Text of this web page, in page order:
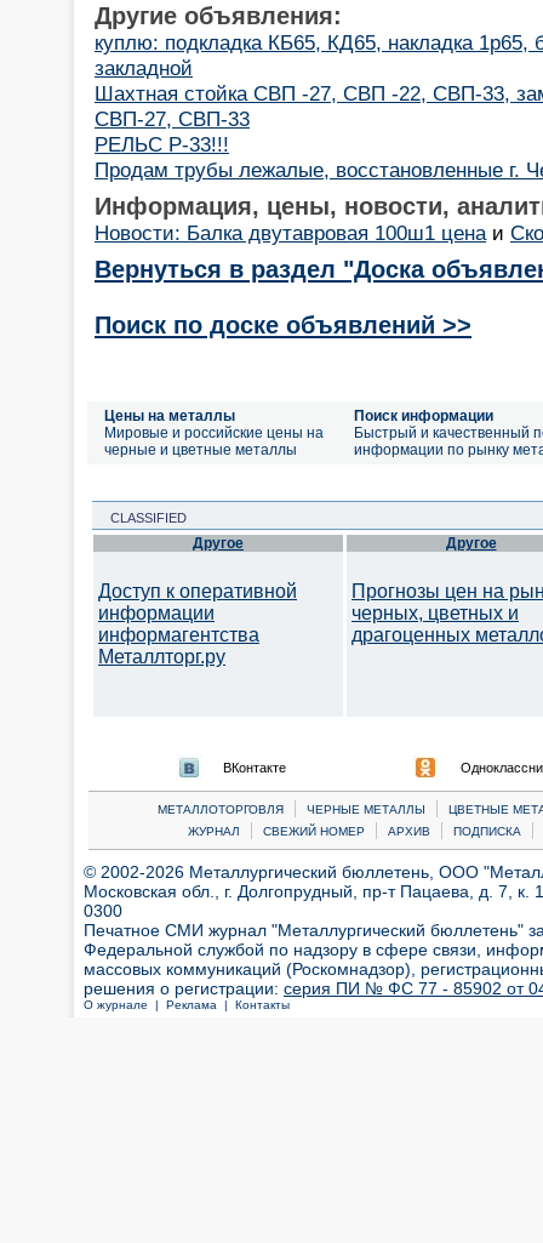
Другие объявления:
куплю: подкладка КБ65, КД65, накладка
закладной
Шахтная стойка СВП -27, СВП -22, СВП-33,
СВП-27, СВП-33
РЕЛЬС Р-33!!!
Продам трубы лежалые, восстановленные г.
Информация, цены, новости,
Новости: Балка двутавровая 100ш1 цена и
Вернуться в раздел "Доска
Поиск по доске объявлений >>
Цены на металлы
Мировые и российские цены на
черные и цветные металлы
Поиск информации
Быстрый и качественный
информации по рынку
CLASSIFIED
Другое
Доступ к оперативной
информации
информагентства
Металлторг.ру
Другое
Прогнозы цен на
черных, цветных и
драгоценных
ВКонтакте
МЕТАЛЛОТОРГОВЛЯ | ЧЕРНЫЕ МЕТАЛЛЫ |
ЦВЕТНЫЕ
ЖУРНАЛ
| СВЕЖИЙ НОМЕР | АРХИВ | ПОДПИСКА |
© 2002-2026 Металлургический бюллетень, ООО
Московская обл., г. Долгопрудный, пр-т Пацаева, д. 7,
0300
Печатное СМИ журнал "Металлургический бюллетень"
Федеральной службой по надзору в сфере связи,
массовых коммуникаций (Роскомнадзор),
решения о регистрации: серия ПИ № ФС 77 - 85902 от 04
О журнале | Реклама | Контакты